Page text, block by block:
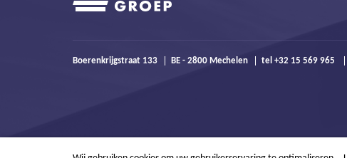
Boerenkrijgstraat 133 BE - 2800 Mechelen tel +32 15 569 965